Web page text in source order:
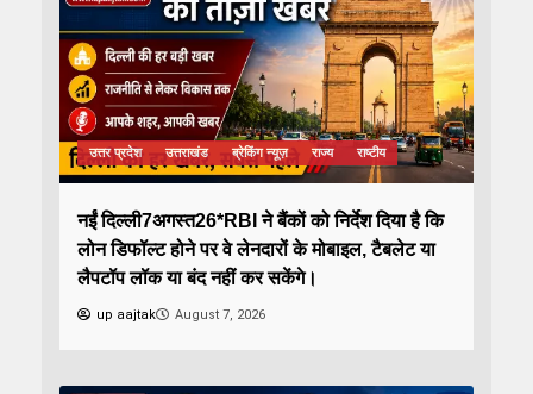
उत्तर प्रदेश उत्तराखंड ब्रेकिंग न्यूज़ राज्य राष्टीय
नईं दिल्ली7अगस्त26*RBI ने बैंकों को निर्देश दिया है कि
लोन डिफॉल्ट होने पर वे लेनदारों के मोबाइल, टैबलेट या
लैपटॉप लॉक या बंद नहीं कर सकेंगे।
up aajtak August 7, 2026